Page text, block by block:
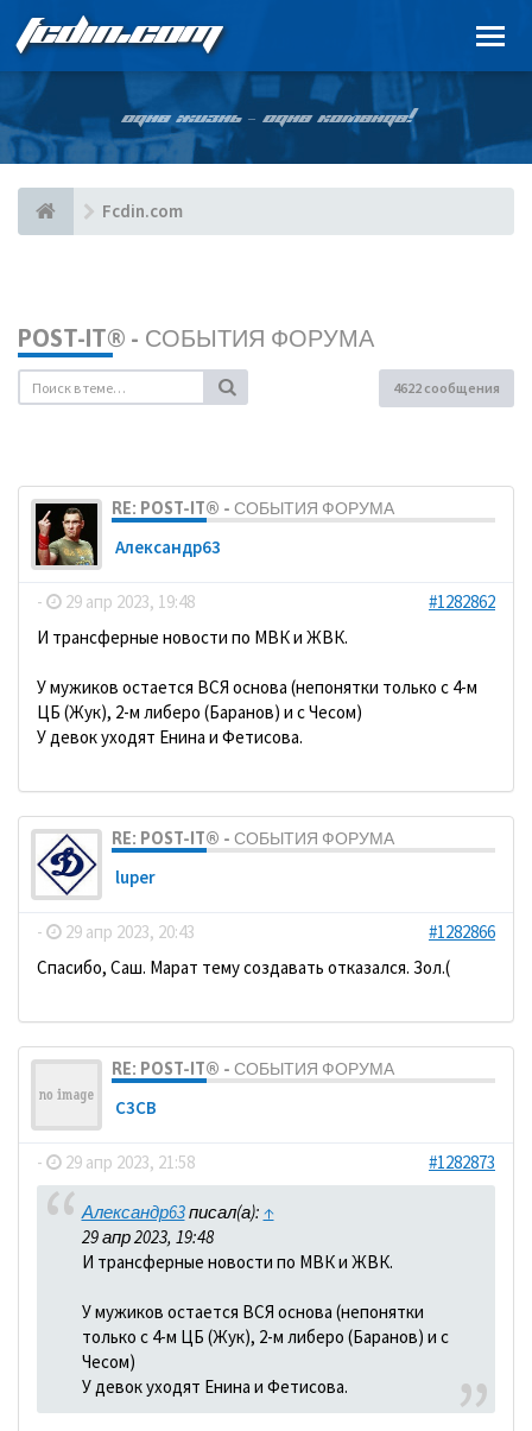
FCDIN.COM
ОДНА ЖИЗНЬ – ОДНА КОМАНДА!
Fcdin.com
POST-IT® - СОБЫТИЯ ФОРУМА
4622 сообщения
RE: POST-IT® - СОБЫТИЯ ФОРУМА
Александр63
- 29 апр 2023, 19:48
#1282862
И трансферные новости по МВК и ЖВК.
У мужиков остается ВСЯ основа (непонятки только с 4-м
ЦБ (Жук), 2-м либеро (Баранов) и с Чесом)
У девок уходят Енина и Фетисова.
RE: POST-IT® - СОБЫТИЯ ФОРУМА
luper
- 29 апр 2023, 20:43
#1282866
Спасибо, Саш. Марат тему создавать отказался. Зол.(
RE: POST-IT® - СОБЫТИЯ ФОРУМА
C3CB
- 29 апр 2023, 21:58 #1282873
Александр63писал(а): ↑
29 апр 2023, 19:48
И трансферные новости по МВК и ЖВК.
У мужиков остается ВСЯ основа (непонятки
только с 4-м ЦБ (Жук), 2-м либеро (Баранов) и с
Чесом)
У девок уходят Енина и Фетисова.